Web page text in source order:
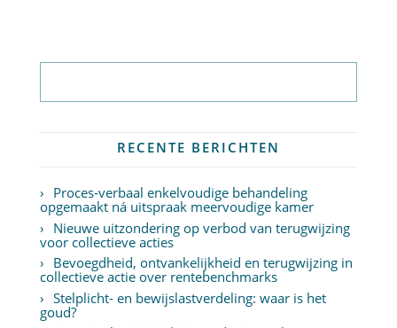
RECENTE BERICHTEN
Proces-verbaal enkelvoudige behandeling
opgemaakt ná uitspraak meervoudige kamer
Nieuwe uitzondering op verbod van terugwijzing
voor collectieve acties
Bevoegdheid, ontvankelijkheid en terugwijzing in
collectieve actie over rentebenchmarks
Stelplicht- en bewijslastverdeling: waar is het
goud?